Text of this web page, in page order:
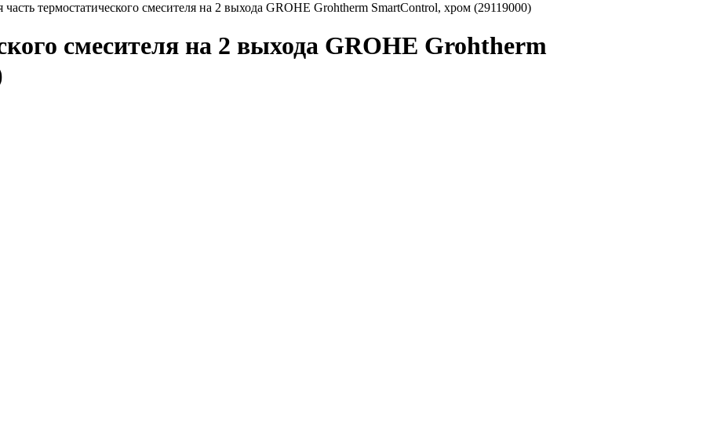
термостатического смесителя на 2 выхода GROHE Grohtherm SmartControl, хром (29119000)
смесителя на 2 выхода GROHE Grohtherm